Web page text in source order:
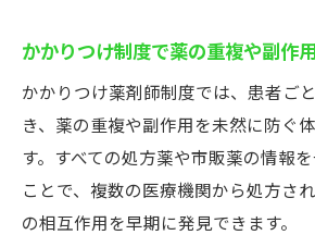
かかりつけ制度で薬の重複や副作
かかりつけ薬剤師制度では、患者ご
き、薬の重複や副作用を未然に防ぐ
す。すべての処方薬や市販薬の情報
ことで、複数の医療機関から処方さ
の相互作用を早期に発見できます。